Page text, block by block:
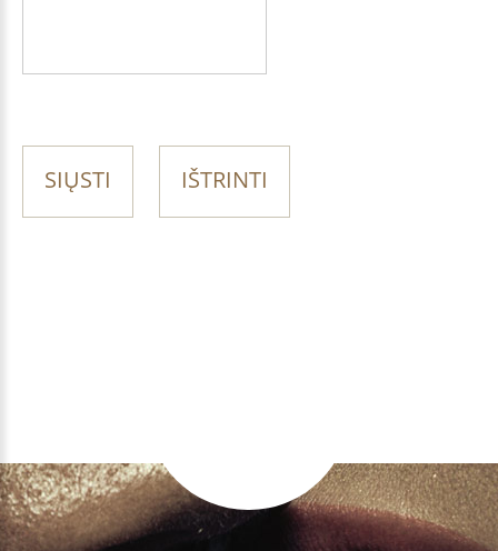
SIŲSTI IŠTRINTI